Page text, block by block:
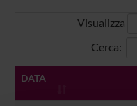
Visualizza
Cerca:
DATA